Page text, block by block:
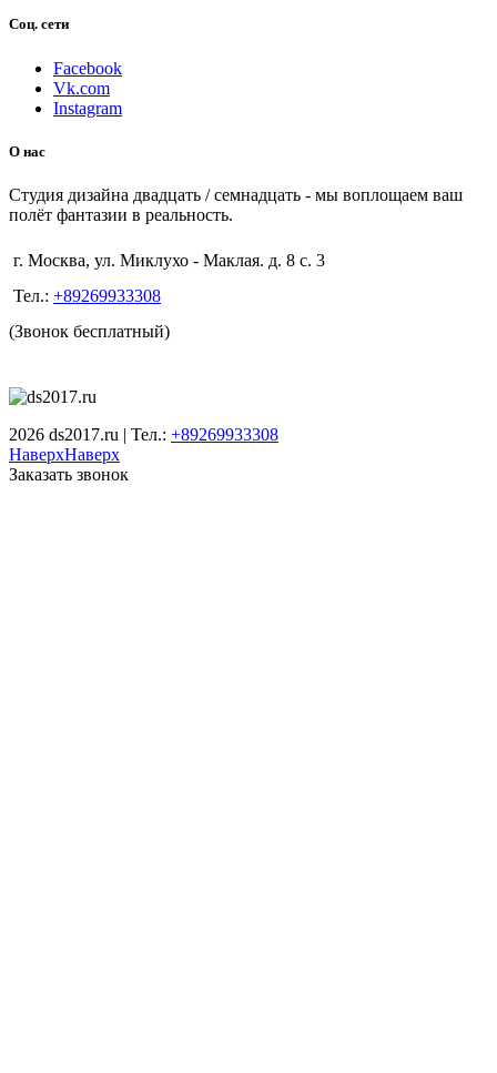
Соц. сети
Facebook
Vk.com
Instagram
О нас
Студия дизайна двадцать / семнадцать - мы воплощаем ваш
полёт фантазии в реальность.
г. Москва, ул. Миклухо - Маклая. д. 8 с. 3
Тел.: +89269933308
(Звонок бесплатный)
2026 ds2017.ru | Тел.: +89269933308
НаверхНаверх
Заказать звонок